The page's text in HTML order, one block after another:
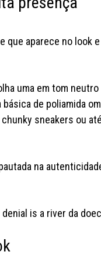
aparece no look
uma em tom neutro
de poliamida
sneakers ou
na
is a river da